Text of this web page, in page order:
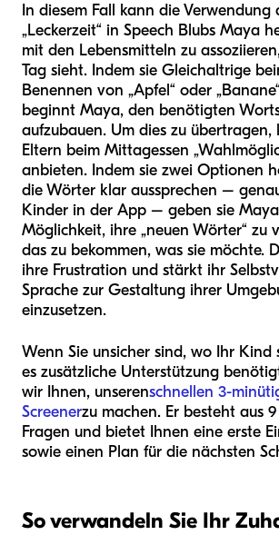
In diesem Fall kann die Verwendung
„Leckerzeit“ in Speech Blubs Maya
mit den Lebensmitteln zu
Tag sieht. Indem sie Gleichaltrige
Benennen von „Apfel“ oder
beginnt Maya, den benötigten
aufzubauen. Um dies zu übertragen,
Eltern beim Mittagessen
anbieten. Indem sie zwei Optionen
die Wörter klar aussprechen –
Kinder in der App – geben sie
Möglichkeit, ihre „neuen Wörter“ zu
das zu bekommen, was sie möchte.
ihre Frustration und stärkt ihr
Sprache zur Gestaltung ihrer
einzusetzen.
Wenn Sie unsicher sind, wo Ihr
es zusätzliche Unterstützung
wir Ihnen, unserenschnellen 3-
Screenerzu machen. Er besteht aus
Fragen und bietet Ihnen eine erste
sowie einen Plan für die nächsten
So verwandeln Sie Ihr